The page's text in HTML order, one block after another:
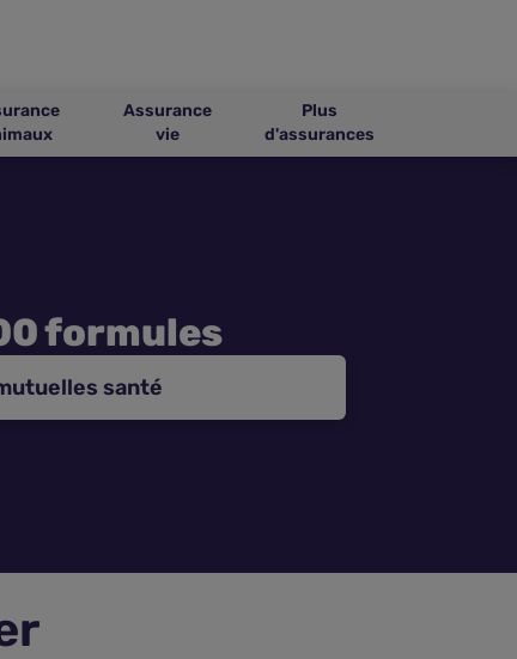
Assurance
vie
Plus
d'assurances
formules
santé